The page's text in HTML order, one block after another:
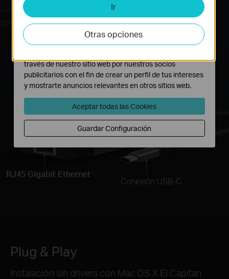
USB-C de 5 Gbps
para
Transferencia de Datos
Puertos USB-A
Para tus Periféricos
RJ45 Gigabit Ethernet
Conexión USB-C
Plug & Play
Instalación sin drivers con Mac OS X El Capitan
Ir
Otras opciones
Cookies de Análisis y de Marketing
Las cookies de análisis nos permiten analizar tus
actividades en nuestro sitio web con el fin de mejorar y
adaptar la funcionalidad del mismo.
través de nuestro sitio web por nuestros socios
publicitarios con el fin de crear un perfil de tus intereses
y mostrarte anuncios relevantes en otros sitios web.
Aceptar todas las Cookies
Guardar Configuración